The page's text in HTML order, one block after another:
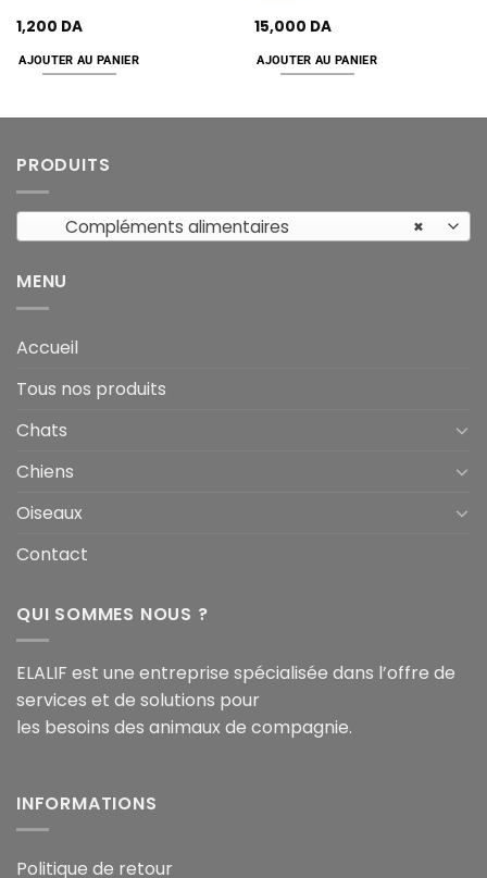
1,200 DA
AJOUTER AU PANIER
15,000 DA
AJOUTER AU PANIER
PRODUITS
×
Compléments alimentaires
MENU
Accueil
Tous nos produits
Chats
Chiens
Oiseaux
Contact
QUI SOMMES NOUS ?
ELALIF est une entreprise spécialisée dans l’offre de
services et de solutions pour
les besoins des animaux de compagnie.
INFORMATIONS
Politique de retour